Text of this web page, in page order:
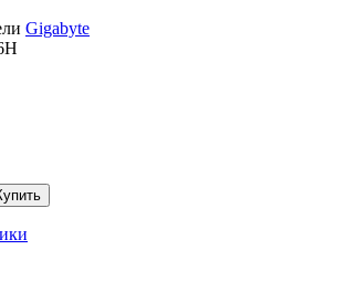
Gigabyte